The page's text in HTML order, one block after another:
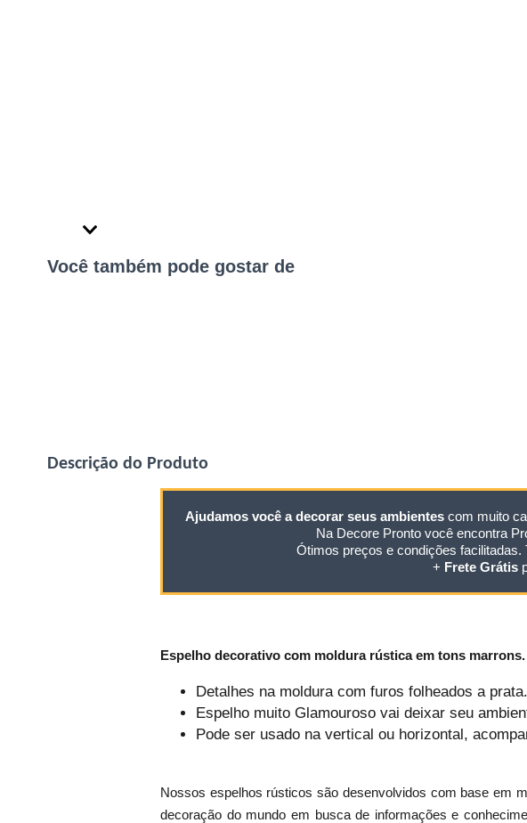
Você também pode gostar de
Descrição do Produto
Ajudamos você a decorar seus ambientescom muito
Na Decore Pronto você encontra
Ótimos preços e condições facilitadas.
+ Frete Grátis
Espelho decorativo com moldura rústica em tons marrons.
Detalhes na moldura com furos folheados a prata.
Espelho muito Glamouroso vai deixar seu
Pode ser usado na vertical ou horizontal,
Nossos espelhos rústicos são desenvolvidos com base em
decoração do mundo em busca de informações e